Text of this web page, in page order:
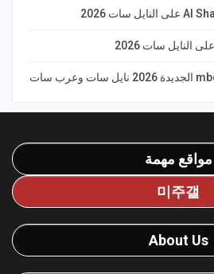
مواقع مهمة
미주갤
About Us